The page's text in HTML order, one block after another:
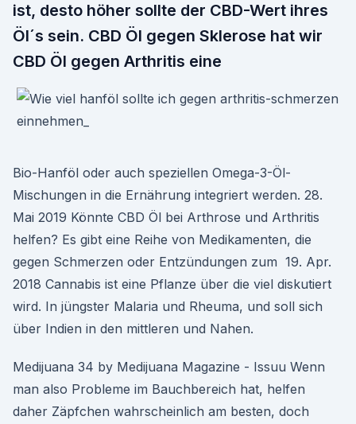
ist, desto höher sollte der CBD-Wert ihres
Öl´s sein. CBD Öl gegen Sklerose hat wir
CBD Öl gegen Arthritis eine
Bio-Hanföl oder auch speziellen Omega-3-Öl-
Mischungen in die Ernährung integriert werden. 28.
Mai 2019 Könnte CBD Öl bei Arthrose und Arthritis
helfen? Es gibt eine Reihe von Medikamenten, die
gegen Schmerzen oder Entzündungen zum 19. Apr.
2018 Cannabis ist eine Pflanze über die viel diskutiert
wird. In jüngster Malaria und Rheuma, und soll sich
über Indien in den mittleren und Nahen.
Medijuana 34 by Medijuana Magazine - Issuu Wenn
man also Probleme im Bauchbereich hat, helfen
daher Zäpfchen wahrscheinlich am besten, doch